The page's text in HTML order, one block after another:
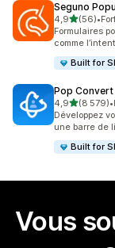
Seguno
4,9étoile(s)
(56)
56 avis au•
Formulaires
comme
Built for
Pop Convert
4,9étoile(s)
(8 579)
8579 avis au•
Développez
une barre de
Built for
Vous